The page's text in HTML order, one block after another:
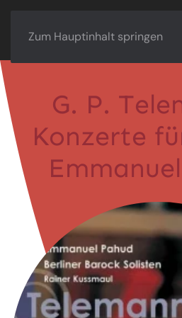
Zum Hauptinhalt springen
G. P.
Konzerte